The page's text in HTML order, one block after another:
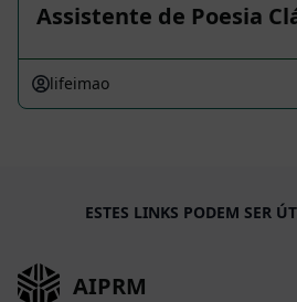
Assistente de Poesia
lifeimao
ESTES LINKS PODEM SER
AIPRM